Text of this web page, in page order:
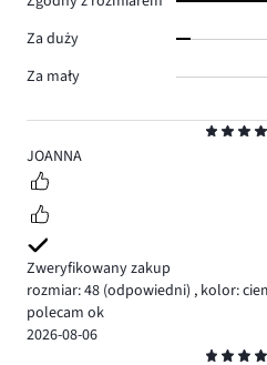
5
JOANNA
Zweryfikowany zakup
rozmiar: 48 (odpowiedni) , kolor:
polecam ok
2026-08-06
Za duży
Za mały